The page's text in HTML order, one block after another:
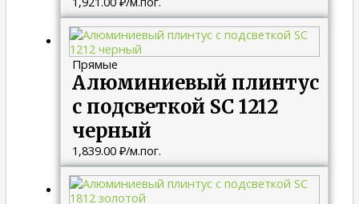
Прямые
Алюминиевый плинтус
с подсветкой SC 1212
черный
1,839.00 ₽/м.пог.